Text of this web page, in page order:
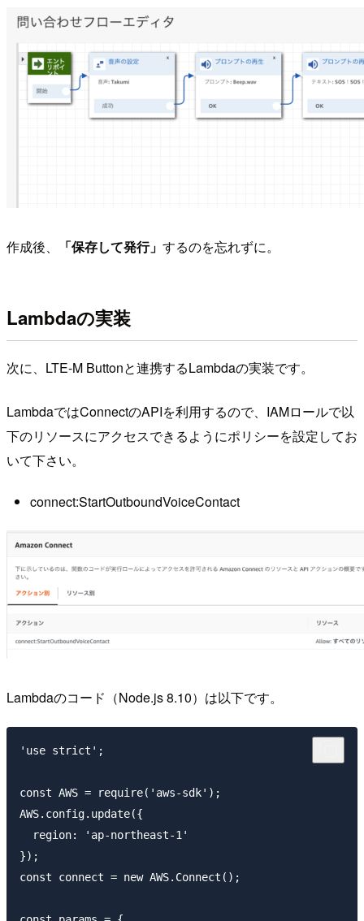
作成後、 「保存して発行」 するのを忘れずに。
Lambdaの実装
次に、LTE-M Buttonと連携するLambdaの実装です。
LambdaではConnectのAPIを利用するので、IAMロールで以
下のリソースにアクセスできるようにポリシーを設定してお
いて下さい。
connect:StartOutboundVoiceContact
Lambdaのコード（Node.js 8.10）は以下です。
'use strict';
const AWS = require('aws-sdk');
AWS.config.update({
  region: 'ap-northeast-1'
});
const connect = new AWS.Connect();